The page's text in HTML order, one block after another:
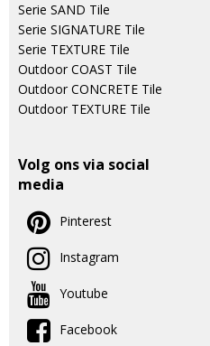
Serie SAND Tile
Serie SIGNATURE Tile
Serie TEXTURE Tile
Outdoor COAST Tile
Outdoor CONCRETE Tile
Outdoor TEXTURE Tile
Volg ons via social
media
Pinterest
Instagram
Youtube
Facebook